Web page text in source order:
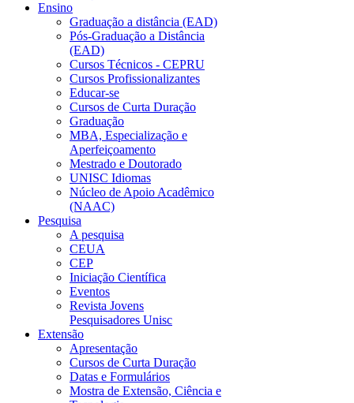
Ensino
Graduação a distância (EAD)
Pós-Graduação a Distância
(EAD)
Cursos Técnicos - CEPRU
Cursos Profissionalizantes
Educar-se
Cursos de Curta Duração
Graduação
MBA, Especialização e
Aperfeiçoamento
Mestrado e Doutorado
UNISC Idiomas
Núcleo de Apoio Acadêmico
(NAAC)
Pesquisa
A pesquisa
CEUA
CEP
Iniciação Científica
Eventos
Revista Jovens
Pesquisadores Unisc
Extensão
Apresentação
Cursos de Curta Duração
Datas e Formulários
Mostra de Extensão, Ciência e